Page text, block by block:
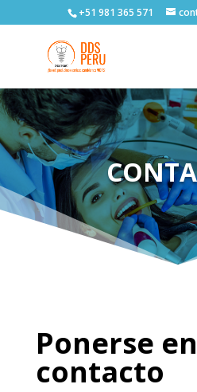
+51 981 365 571
Ponerse en
contacto